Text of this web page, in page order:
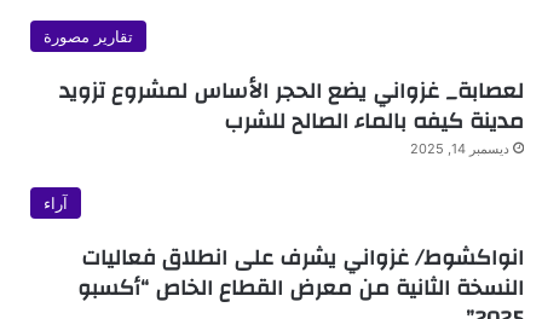
تقارير مصورة
لعصابة_ غزواني يضع الحجر الأساس لمشروع تزويد
مدينة كيفه بالماء الصالح للشرب
ديسمبر 14, 2025
آراء
انواكشوط/ غزواني يشرف على انطلاق فعاليات
النسخة الثانية من معرض القطاع الخاص “أكسبو